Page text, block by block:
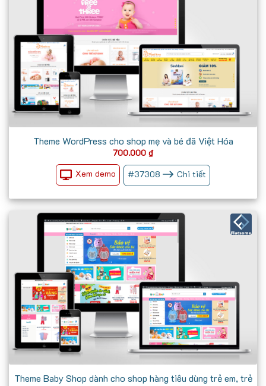
Theme WordPress cho shop mẹ và bé đã Việt Hóa
700.000 ₫
Xem demo #37308 Chi tiết
Theme Baby Shop dành cho shop hàng tiêu dùng trẻ em, trẻ